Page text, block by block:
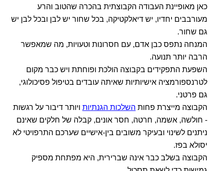
כאן מאופיינת העבודה הקבוצתית בהכרה שהטוב והרע
מעורבבים יחדיו, יש דיאלקטיקה, בכל שחור יש לבן ובכל לבן יש
גם שחור.
המנחה נתפס כבן אדם, עם חסרונות וטעויות, מה שמאפשר
הרבה יותר תנועה.
השפעת התפקידים בקבוצה הולכת ופוחתת ויש כבר מקום
לטרנספורמציה אישיותיות שאיתה עובדים בטיפול פסיכולוגי,
גם פרטני.
הקבוצה מייצרת פחות השלכות הגנתיות ויותר דיבור על רגשות
- חולשה, אשמה, חרטה, חסר אונים, קבלה של חלקים שאינם
ניתנים לשינוי ובעיקר משובים בין-אישיים שערכם התרפויטי לא
יסולא בפז.
הקבוצה בשלב כבר אינה שברירית, היא מפתחת מספיק